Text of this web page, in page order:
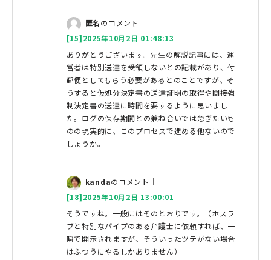
匿名のコメント｜
[15]2025年10月2日 01:48:13
ありがとうございます。先生の解説記事には、運
営者は特別送達を受領しないとの記載があり、付
郵便としてもらう必要があるとのことですが、そ
うすると仮処分決定書の送達証明の取得や間接強
制決定書の送達に時間を要するように思いまし
た。ログの保存期間との兼ね合いでは急ぎたいも
のの現実的に、このプロセスで進める他ないので
しょうか。
kandaのコメント｜
[18]2025年10月2日 13:00:01
そうですね。一般にはそのとおりです。（ホスラ
ブと特別なパイプのある弁護士に依頼すれば、一
瞬で開示されますが、そういったツテがない場合
はふつうにやるしかありません）